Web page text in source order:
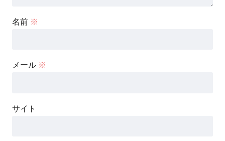
名前 ※
メール ※
サイト